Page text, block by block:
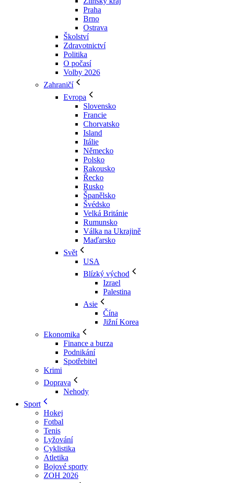
Praha
Brno
Ostrava
Školství
Zdravotnictví
Politika
O počasí
Volby 2026
Zahraničí
Evropa
Slovensko
Francie
Chorvatsko
Island
Itálie
Německo
Polsko
Rakousko
Řecko
Rusko
Španělsko
Švédsko
Velká Británie
Rumunsko
Válka na Ukrajině
Maďarsko
Svět
USA
Blízký východ
Izrael
Palestina
Asie
Čína
Jižní Korea
Ekonomika
Finance a burza
Podnikání
Spotřebitel
Krimi
Doprava
Nehody
Sport
Hokej
Fotbal
Tenis
Lyžování
Cyklistika
Atletika
Bojové sporty
ZOH 2026